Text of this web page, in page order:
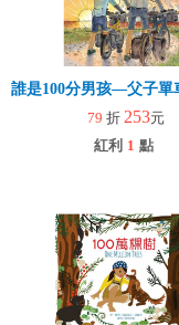
誰是100分男孩—父子單
79 折 253元
紅利 1 點